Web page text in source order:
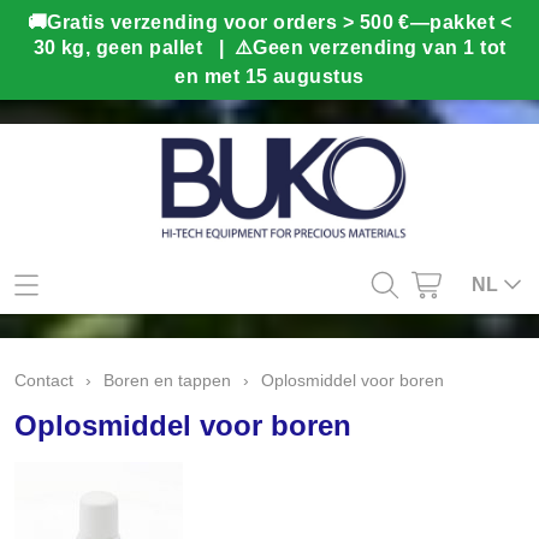
Mijn account
Contact
NL
Contact › Boren en tappen › Oplosmiddel voor boren
Oplosmiddel voor boren